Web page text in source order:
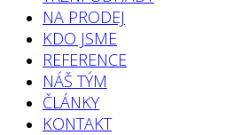
NA PRODEJ
KDO JSME
REFERENCE
NÁŠ TÝM
ČLÁNKY
KONTAKT